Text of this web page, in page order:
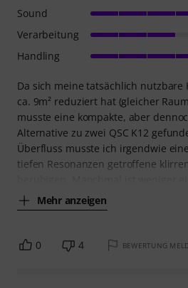
Da sich meine tatsächlich nutzbare
ca. 9m² reduziert hat (gleicher
musste eine kompakte, aber
Alternative zu zwei QSC K12
Überfluss musste ich irgendwie
tiefen Resonanzen getroffene
Mehr anzeigen
Sound
Verarbeitung
Handling
0 4 BEWERTUNG